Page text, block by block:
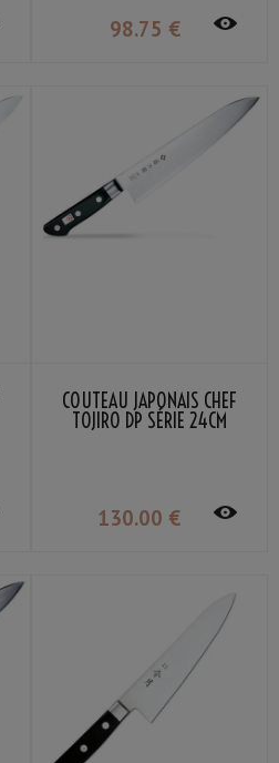
98.75 €
COUTEAU JAPONAIS CHEF
TOJIRO DP SÉRIE 24CM
130.00 €